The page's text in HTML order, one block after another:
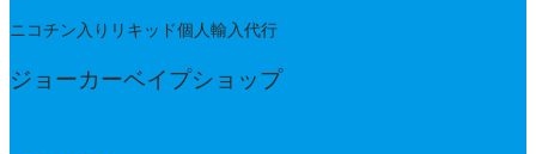
ニコチン入りリキッド個人輸入代行
ジョーカーベイプショップ